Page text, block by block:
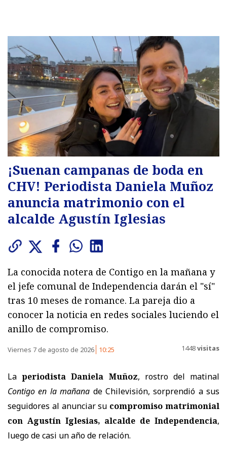
¡Suenan campanas de boda en
CHV! Periodista Daniela Muñoz
anuncia matrimonio con el
alcalde Agustín Iglesias
La conocida notera de Contigo en la mañana y
el jefe comunal de Independencia darán el "sí"
tras 10 meses de romance. La pareja dio a
conocer la noticia en redes sociales luciendo el
anillo de compromiso.
Viernes 7 de agosto de 2026 10:25 1448visitas
Laperiodista Daniela Muñoz, rostro del matinal
Contigo en la mañana de Chilevisión, sorprendió a sus
seguidores al anunciar su compromiso matrimonial
con Agustín Iglesias, alcalde de Independencia,
luego de casi un año de relación.